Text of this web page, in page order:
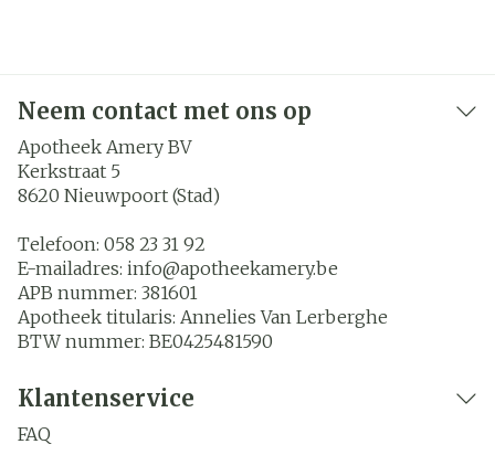
Neem contact met ons op
Apotheek Amery BV
Kerkstraat 5
8620 Nieuwpoort (Stad)
Telefoon: 058 23 31 92
E-mailadres: info@apotheekamery.be
APB nummer: 381601
Apotheek titularis: Annelies Van Lerberghe
BTW nummer: BE0425481590
Klantenservice
FAQ